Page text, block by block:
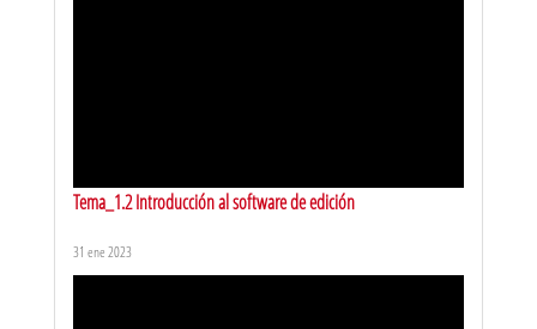
Tema_1.2 Introducción al software de edición
31 ene 2023